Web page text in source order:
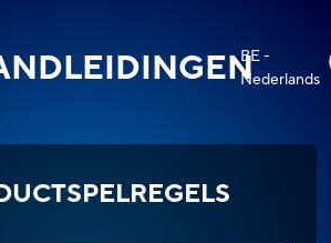
BE -
Nederlands